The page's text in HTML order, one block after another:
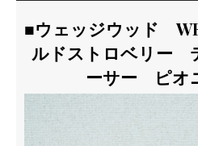
■ウェッジウッド
ルドストロベリー
ーサー ピオ